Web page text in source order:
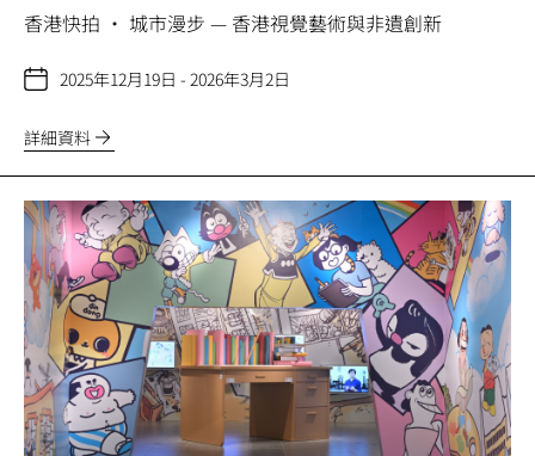
香港快拍 • 城市漫步 — 香港視覺藝術與非遺創新
2025年12月19日 - 2026年3月2日
詳細資料